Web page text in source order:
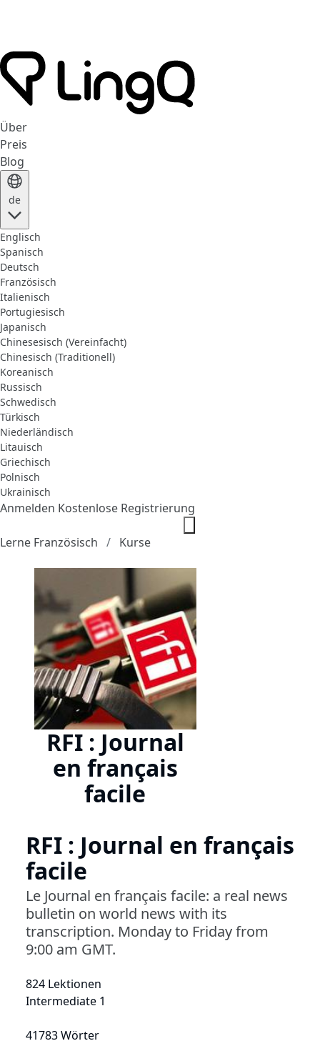
Über
Preis
Blog
de
Englisch
Spanisch
Deutsch
Französisch
Italienisch
Portugiesisch
Japanisch
Chinesesisch (Vereinfacht)
Chinesisch (Traditionell)
Koreanisch
Russisch
Schwedisch
Türkisch
Niederländisch
Litauisch
Griechisch
Polnisch
Ukrainisch
Anmelden Kostenlose Registrierung
Lerne Französisch Kurse
RFI : Journal
en français
facile
RFI : Journal en français
facile
Le Journal en français facile: a real news
bulletin on world news with its
transcription. Monday to Friday from
9:00 am GMT.
824 Lektionen
Intermediate 1
41783 Wörter